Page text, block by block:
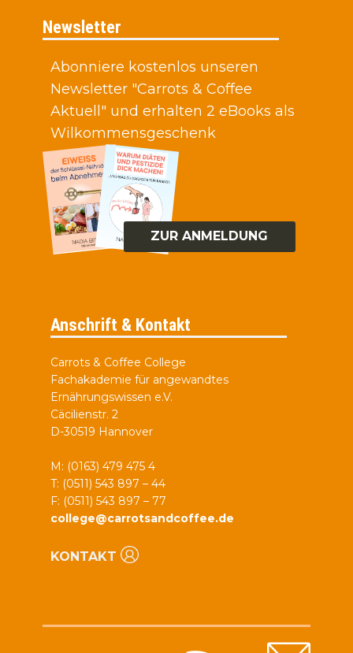
Newsletter
Abonniere kostenlos unseren
Newsletter "Carrots & Coffee
Aktuell" und erhalten 2 eBooks als
Wilkommensgeschenk
ZUR ANMELDUNG
Anschrift & Kontakt
Carrots & Coffee College
Fachakademie für angewandtes
Ernährungswissen e.V.
Cäcilienstr. 2
D-30519 Hannover
M: (0163) 479 475 4
T: (0511) 543 897 – 44
F: (0511) 543 897 – 77
college@carrotsandcoffee.de
KONTAKT